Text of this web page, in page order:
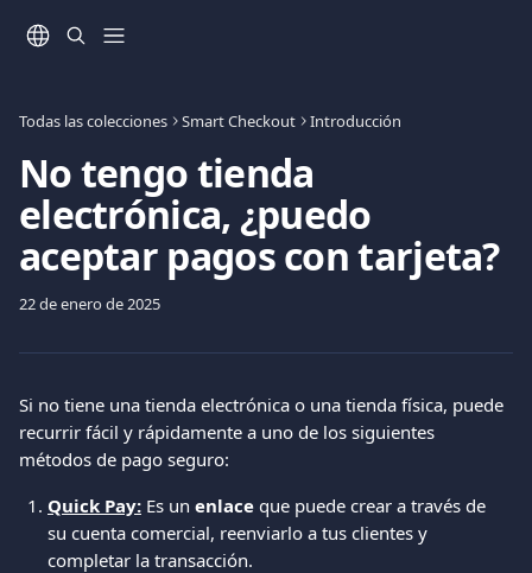
Todas las colecciones Smart Checkout Introducción
No tengo tienda
electrónica, ¿puedo
aceptar pagos con tarjeta?
22 de enero de 2025
Si no tiene una tienda electrónica o una tienda física, puede
recurrir fácil y rápidamente a uno de los siguientes
métodos de pago seguro:
Quick Pay: Es un enlace que puede crear a través de
su cuenta comercial, reenviarlo a tus clientes y
completar la transacción.